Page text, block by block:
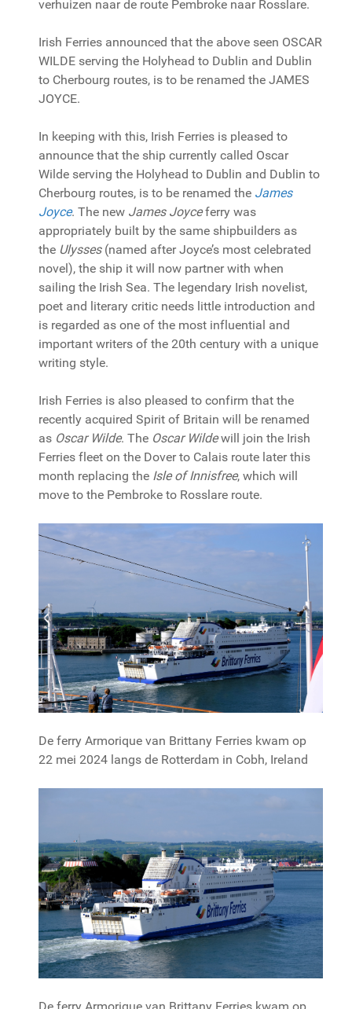
verhuizen naar de route Pembroke naar Rosslare.
Irish Ferries announced that the above seen OSCAR
WILDE serving the Holyhead to Dublin and Dublin
to Cherbourg routes, is to be renamed the JAMES
JOYCE.
In keeping with this, Irish Ferries is pleased to
announce that the ship currently called Oscar
Wilde serving the Holyhead to Dublin and Dublin to
Cherbourg routes, is to be renamed the James
Joyce. The new James Joyceferry was
appropriately built by the same shipbuilders as
the Ulysses(named after Joyce’s most celebrated
novel), the ship it will now partner with when
sailing the Irish Sea. The legendary Irish novelist,
poet and literary critic needs little introduction and
is regarded as one of the most influential and
important writers of the 20th century with a unique
writing style.
Irish Ferries is also pleased to confirm that the
recently acquired Spirit of Britain will be renamed
as Oscar Wilde. The Oscar Wildewill join the Irish
Ferries fleet on the Dover to Calais route later this
month replacing the Isle of Innisfree, which will
move to the Pembroke to Rosslare route.
De ferry Armorique van Brittany Ferries kwam op
22 mei 2024 langs de Rotterdam in Cobh, Ireland
De ferry Armorique van Brittany Ferries kwam op